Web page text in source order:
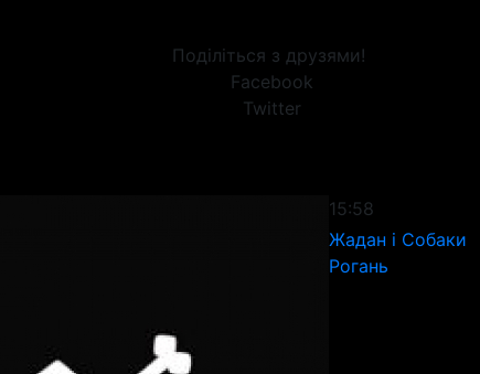
Поділіться з друзями!
Facebook
Twitter
15:58
Жадан і Собаки
Рогань